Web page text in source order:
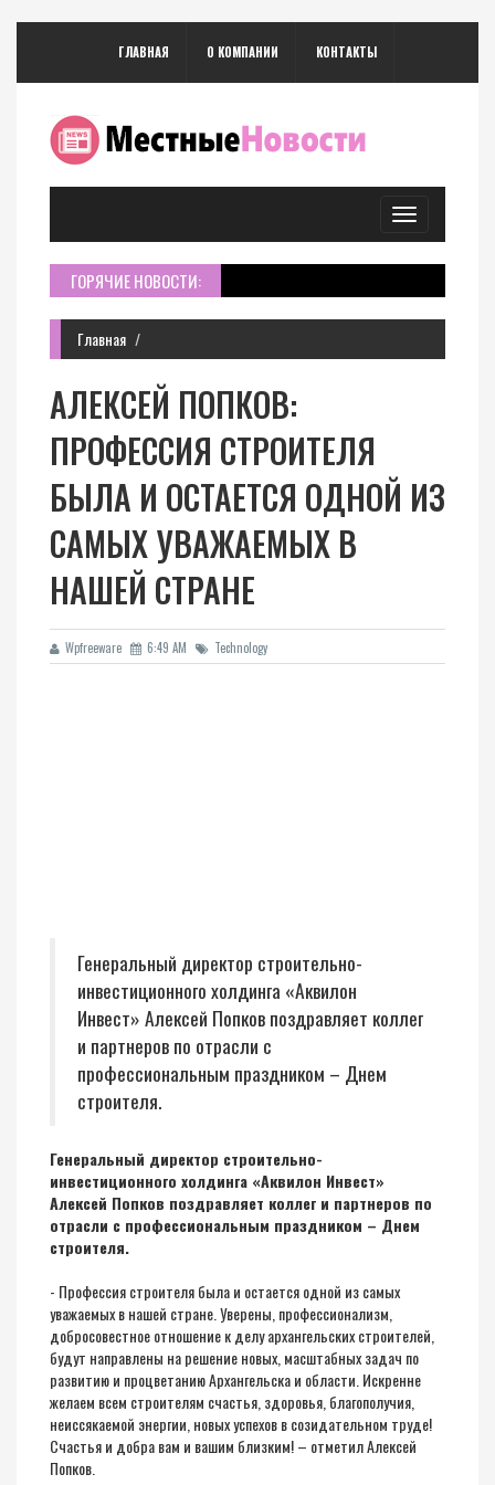
ГЛАВНАЯ О КОМПАНИИ КОНТАКТЫ
Toggle
navigation
ГОРЯЧИЕ НОВОСТИ:
Главная
АЛЕКСЕЙ ПОПКОВ:
ПРОФЕССИЯ СТРОИТЕЛЯ
БЫЛА И ОСТАЕТСЯ ОДНОЙ ИЗ
САМЫХ УВАЖАЕМЫХ В
НАШЕЙ СТРАНЕ
Wpfreeware 6:49 AM Technology
Генеральный директор строительно-
инвестиционного холдинга «Аквилон
Инвест» Алексей Попков поздравляет коллег
и партнеров по отрасли с
профессиональным праздником – Днем
строителя.
Генеральный директор строительно-
инвестиционного холдинга «Аквилон Инвест»
Алексей Попков поздравляет коллег и партнеров по
отрасли с профессиональным праздником – Днем
строителя.
- Профессия строителя была и остается одной из самых
уважаемых в нашей стране. Уверены, профессионализм,
добросовестное отношение к делу архангельских строителей,
будут направлены на решение новых, масштабных задач по
развитию и процветанию Архангельска и области. Искренне
желаем всем строителям счастья, здоровья, благополучия,
неиссякаемой энергии, новых успехов в созидательном труде!
Счастья и добра вам и вашим близким! – отметил Алексей
Попков.